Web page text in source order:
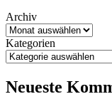
Archiv
Kategorien
Neueste